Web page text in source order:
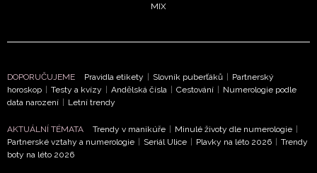
MIX
DOPORUČUJEME Pravidla etikety | Slovník puberťáků | Partnerský
horoskop | Testy a kvízy | Andělská čísla | Cestování | Numerologie podle
data narození | Letní trendy
AKTUÁLNÍ TÉMATA Trendy v manikúře | Minulé životy dle numerologie |
Partnerské vztahy a numerologie | Seriál Ulice | Plavky na léto 2026 | Trendy
boty na léto 2026